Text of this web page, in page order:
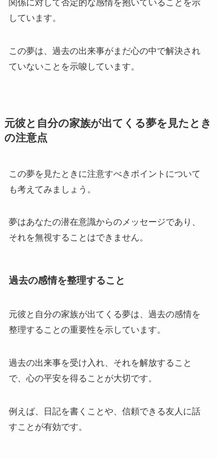
関係に対して否定的な感情を抱いていることを示
しています。
この夢は、過去の出来事がまだ心の中で解決され
ていないことを示唆しています。
元彼と自分の家族が出てくる夢を見たとき
の注意点
この夢を見たときに注意すべきポイントについて
も考えてみましょう。
夢はあなたの潜在意識からのメッセージであり、
それを無視することはできません。
過去の感情を整理すること
元彼と自分の家族が出てくる夢は、過去の感情を
整理することの重要性を示しています。
過去の出来事を受け入れ、それを解放すること
で、心の平安を得ることが大切です。
例えば、日記を書くことや、信頼できる友人に話
すことが有効です。